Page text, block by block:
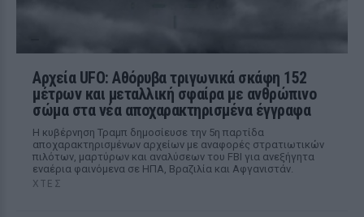
Αρχεία UFO: Αθόρυβα τριγωνικά σκάφη 152
μέτρων και μεταλλική σφαίρα με ανθρώπινο
σώμα στα νέα αποχαρακτηρισμένα έγγραφα
Η κυβέρνηση Τραμπ δημοσίευσε την 5η παρτίδα
αποχαρακτηρισμένων αρχείων με αναφορές στρατιωτικών
πιλότων, μαρτύρων και αναλύσεων του FBI για ανεξήγητα
εναέρια φαινόμενα σε ΗΠΑ, Βραζιλία και Αφγανιστάν.
ΧΤΕΣ